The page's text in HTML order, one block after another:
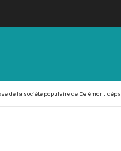
de la société populaire de Delémont,